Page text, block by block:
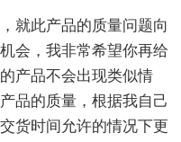
就此产品的质量问题向
会，我非常希望你再给
产品不会出现类似情
品的质量，根据我自己
货时间允许的情况下更